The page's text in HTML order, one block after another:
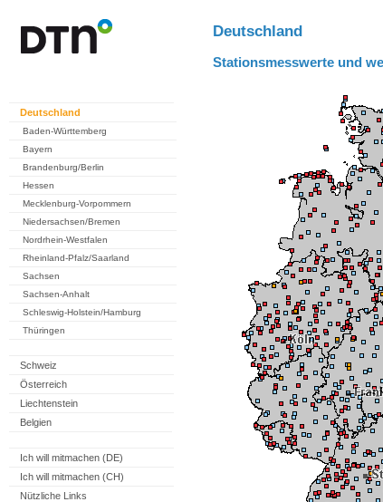
Deutschland
Baden-Württemberg
Bayern
Brandenburg/Berlin
Hessen
Mecklenburg-Vorpommern
Niedersachsen/Bremen
Nordrhein-Westfalen
Rheinland-Pfalz/Saarland
Sachsen
Sachsen-Anhalt
Schleswig-Holstein/Hamburg
Thüringen
Schweiz
Österreich
Liechtenstein
Belgien
Ich will mitmachen (DE)
Ich will mitmachen (CH)
Nützliche Links
Deutschland
Stationsmesswerte und